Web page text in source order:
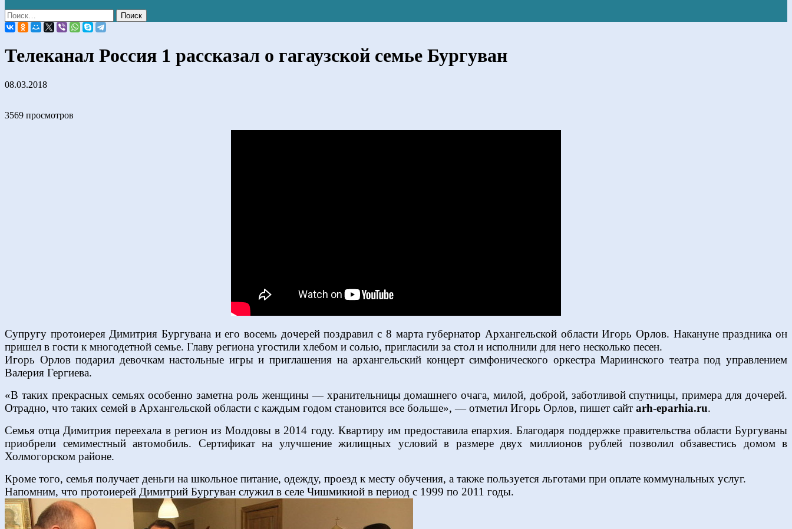
Телеканал Россия 1 рассказал о гагаузской семье Бургуван
08.03.2018
3569 просмотров
Супругу протоиерея Димитрия Бургувана и его восемь дочерей поздравил с 8 марта губернатор Архангельской области Игорь Орлов. Накануне праздника он
пришел в гости к многодетной семье. Главу региона угостили хлебом и солью, пригласили за стол и исполнили для него несколько песен.
Игорь Орлов подарил девочкам настольные игры и приглашения на архангельский концерт симфонического оркестра Мариинского театра под управлением
Валерия Гергиева.
«В таких прекрасных семьях особенно заметна роль женщины — хранительницы домашнего очага, милой, доброй, заботливой спутницы, примера для дочерей.
Отрадно, что таких семей в Архангельской области с каждым годом становится все больше», — отметил Игорь Орлов, пишет сайт arh-eparhia.ru.
Семья отца Димитрия переехала в регион из Молдовы в 2014 году. Квартиру им предоставила епархия. Благодаря поддержке правительства области Бургуваны
приобрели семиместный автомобиль. Сертификат на улучшение жилищных условий в размере двух миллионов рублей позволил обзавестись домом в
Холмогорском районе.
Кроме того, семья получает деньги на школьное питание, одежду, проезд к месту обучения, а также пользуется льготами при оплате коммунальных услуг.
Напомним, что протоиерей Димитрий Бургуван служил в селе Чишмикиой в период с 1999 по 2011 годы.